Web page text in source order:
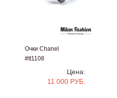
Очки Chanel
#tt1108
Цена:
11 000 РУБ.